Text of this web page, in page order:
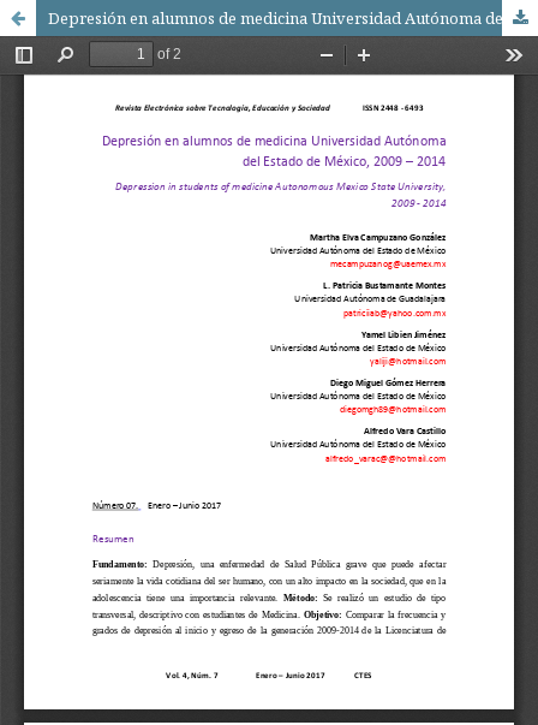
Depresión en alumnos de medicina Universidad Autónoma del Estado de México, 2009 -“ 2014